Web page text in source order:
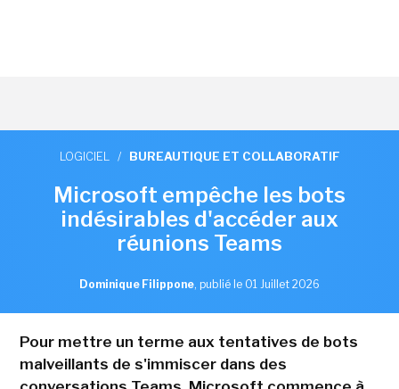
LOGICIEL / BUREAUTIQUE ET COLLABORATIF
Microsoft empêche les bots
indésirables d'accéder aux
réunions Teams
Dominique Filippone, publié le 01 Juillet 2026
Pour mettre un terme aux tentatives de bots
malveillants de s'immiscer dans des